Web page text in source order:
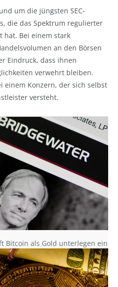
um die jüngsten SEC-
die das Spektrum regulierter
hat. Bei einem stark
an den Börsen
Eindruck, dass ihnen
verwehrt bleiben.
einem Konzern, der sich selbst
versteht.
Bitcoin als Gold unterlegen ein